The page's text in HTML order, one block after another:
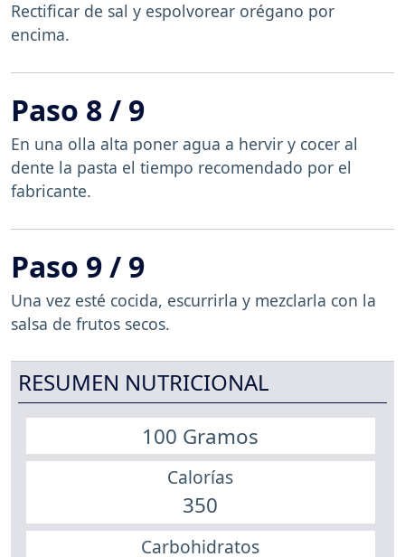
Rectificar de sal y espolvorear orégano por
encima.
Paso 8 / 9
En una olla alta poner agua a hervir y cocer al
dente la pasta el tiempo recomendado por el
fabricante.
Paso 9 / 9
Una vez esté cocida, escurrirla y mezclarla con la
salsa de frutos secos.
RESUMEN NUTRICIONAL
100 Gramos
Calorías
350
Carbohidratos